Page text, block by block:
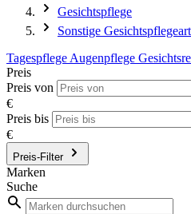
Gesichtspflege
Sonstige
Tagespflege Augenpflege
Preis
Preis von
€
Preis bis
€
Preis-Filter
Marken
Suche